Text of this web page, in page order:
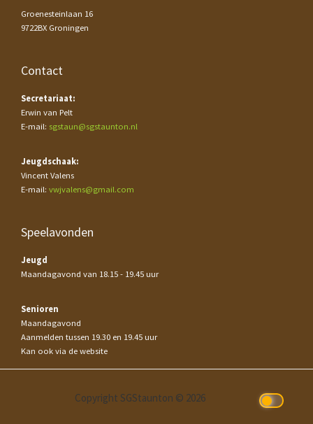
Groenesteinlaan 16
9722BX Groningen
Contact
Secretariaat:
Erwin van Pelt
E-mail: sgstaun@sgstaunton.nl
Jeugdschaak:
Vincent Valens
E-mail: vwjvalens@gmail.com
Speelavonden
Jeugd
Maandagavond van 18.15 - 19.45 uur
Senioren
Maandagavond
Aanmelden tussen 19.30 en 19.45 uur
Kan ook via de website
Copyright SGStaunton © 2026